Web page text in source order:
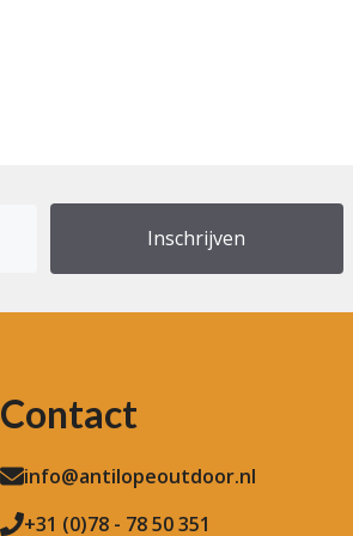
Contact
info@antilopeoutdoor.nl
+31 (0)78 - 78 50 351